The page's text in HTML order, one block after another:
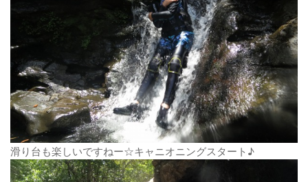
滑り台も楽しいですねー☆キャニオニングスタート♪